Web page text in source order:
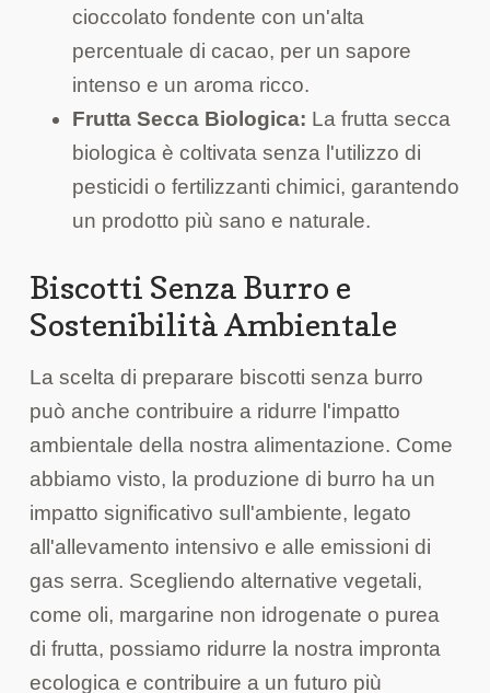
cioccolato fondente con un'alta
percentuale di cacao, per un sapore
intenso e un aroma ricco.
Frutta Secca Biologica: La frutta secca
biologica è coltivata senza l'utilizzo di
pesticidi o fertilizzanti chimici, garantendo
un prodotto più sano e naturale.
Biscotti Senza Burro e
Sostenibilità Ambientale
La scelta di preparare biscotti senza burro
può anche contribuire a ridurre l'impatto
ambientale della nostra alimentazione. Come
abbiamo visto, la produzione di burro ha un
impatto significativo sull'ambiente, legato
all'allevamento intensivo e alle emissioni di
gas serra. Scegliendo alternative vegetali,
come oli, margarine non idrogenate o purea
di frutta, possiamo ridurre la nostra impronta
ecologica e contribuire a un futuro più